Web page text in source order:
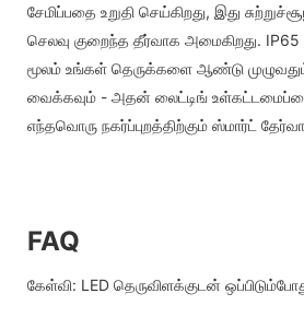
சேமிப்பதை உறுதி செய்கிறது, இது
செலவு குறைந்த தீர்வாக அமைகிறது. IP65
மூலம் உங்கள் தெருக்களை ஆண்டு முழுவதும்
வைக்கவும் - அதன் லைட்டிங் உள்கட்டமைப்பை
எந்தவொரு நகர்ப்புறத்திற்கும் ஸ்மார்ட்
FAQ
கேள்வி: LED தெருவிளக்குடன்